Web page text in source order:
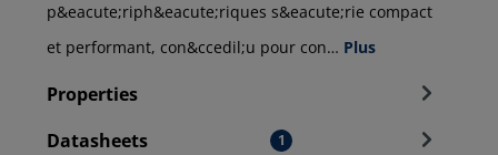
p&eacute;riph&eacute;riques s&eacute;rie compact
et performant, con&ccedil;u pour con… Plus
Properties
Datasheets
1